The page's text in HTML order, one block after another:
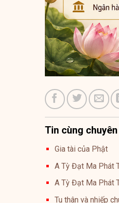
Tin cùng
Gia tài của Phật
A Tỳ Đạt Ma Phát
A Tỳ Đạt Ma Phát
Tu thân và nhiếp